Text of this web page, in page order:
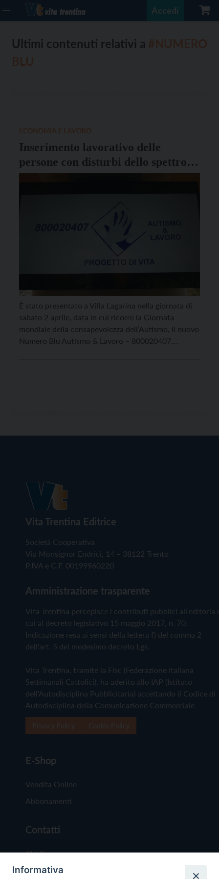
Accedi
Ultimi contenuti relativi a
Inserimento lavorativo delle
persone con disturbi dello spettro
autistico: nasce il Numero Blu
È stato presentato a Villa Lagarina nella giornata di
sabato 2 aprile, data in cui ricorre la Giornata
mondiale della consapevolezza dell’Autismo, il nuovo
Numero Blu Autismo & Lavoro – 800020407,
Vita Trentina Editrice
Società Cooperativa
Via Monsignor Endrici, 14 – 38122 Trento
P.IVA e C.F. 00199960220
Amministrazione trasparente
Vita Trentina percepisce i contributi pubblici all'editoria
cui al decreto legislativo 15 maggio 2017, n. 70.
Indicazione resa ai sensi della lettera f) del comma 2
dell'art. 5 del medesimo decreto Lgs.
Vita Trentina, tramite la Fisc (Federazione Italiana
Settimanali Cattolici), ha aderito allo IAP (Istituto
dell'Autodisciplina Pubblicitaria) accettando il Codice di
Autodisciplina della Comunicazione Commerciale
E-Shop
Vendita Online
Abbonamenti
Contatti
Chi Siamo
Redazione
Informativa